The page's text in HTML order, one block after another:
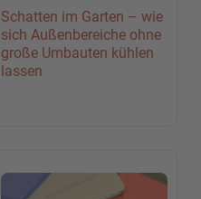
Schatten im Garten – wie
sich Außenbereiche ohne
große Umbauten kühlen
lassen